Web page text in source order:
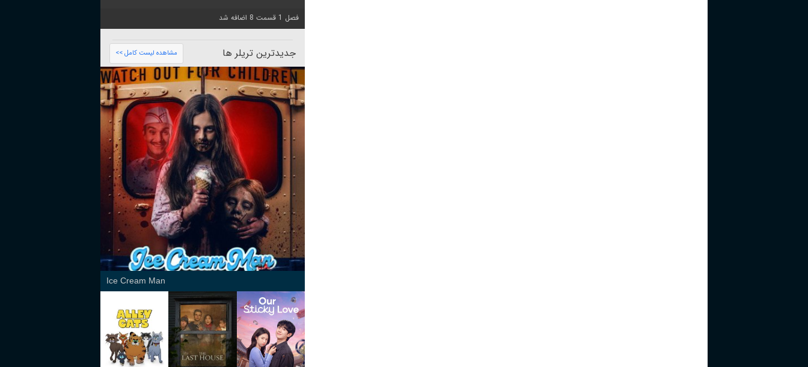
فصل 1 قسمت 8 اضافه شد
جدیدترین تریلر ها مشاهده لیست کامل >>
Ice Cream Man